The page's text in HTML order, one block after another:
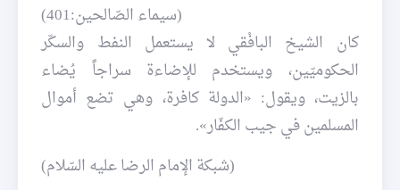
(سيماء الصّالحين:401)
كان الشيخ البافْقي لا يستعمل النفط والسكّر
الحكوميّين، ويستخدم للإضاءة سراجاً يُضاء
بالزيت، ويقول: «الدولة كافرة، وهي تضع أموال
المسلمين في جيب الكفّار».
(شبكة الإمام الرضا عليه السّلام)